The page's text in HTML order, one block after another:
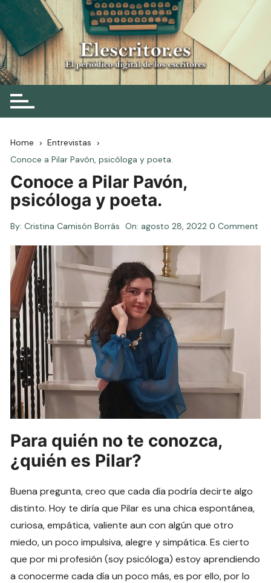
Skip
to
content
Elescritor.es
El periódico digital de los escritores
Home
Entrevistas
Conoce a Pilar Pavón, psicóloga y poeta.
Conoce a Pilar Pavón,
psicóloga y poeta.
By: Cristina Camisón Borrás On: agosto 28, 2022 0 Comment
Para quién no te conozca,
¿quién es Pilar?
Buena pregunta, creo que cada día podría decirte algo
distinto. Hoy te diría que Pilar es una chica espontánea,
curiosa, empática, valiente aun con algún que otro
miedo, un poco impulsiva, alegre y simpática. Es cierto
que por mi profesión (soy psicóloga) estoy aprendiendo
a conocerme cada día un poco más, es por ello, por lo